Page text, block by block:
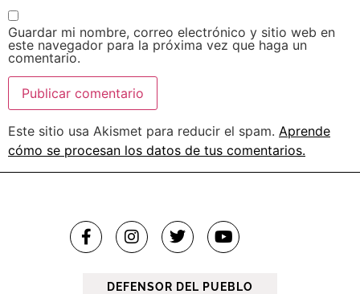
Guardar mi nombre, correo electrónico y sitio web en
este navegador para la próxima vez que haga un
comentario.
Este sitio usa Akismet para reducir el spam. Aprende
cómo se procesan los datos de tus comentarios.
DEFENSOR DEL PUEBLO